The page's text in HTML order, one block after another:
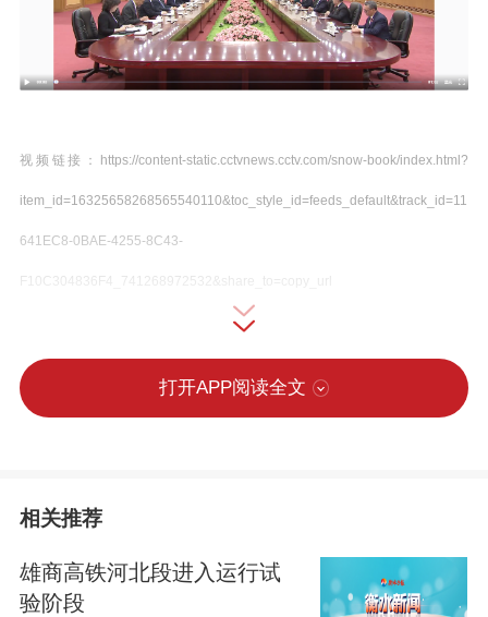
视频链接：https://content-static.cctvnews.cctv.com/snow-book/index.html?
item_id=16325658268565540110&toc_style_id=feeds_default&track_id=11
641EC8-0BAE-4255-8C43-
F10C304836F4_741268972532&share_to=copy_url
6月28日下午，国家主席习近平在北京人民
大会堂同来华进行国事访问的秘鲁总统博
习近平指出，中国已经连续10年成为秘鲁
在秘鲁投资的拉斯邦巴斯铜矿等重大合作
打开APP阅读全文
相关推荐
雄商高铁河北段进入运行试
验阶段